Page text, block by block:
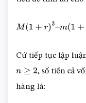
M( 1+ r 3 – (1+r) 2–
Cứ tiếp tục lập
n≥2
, số tiền cả
hàng là: